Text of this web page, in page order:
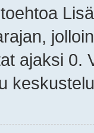
ajaksi 0.